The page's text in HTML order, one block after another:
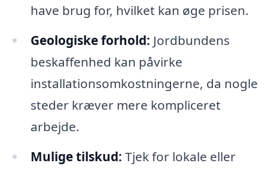
have brug for, hvilket kan øge prisen.
Geologiske forhold: Jordbundens
beskaffenhed kan påvirke
installationsomkostningerne, da nogle
steder kræver mere kompliceret
arbejde.
Mulige tilskud: Tjek for lokale eller